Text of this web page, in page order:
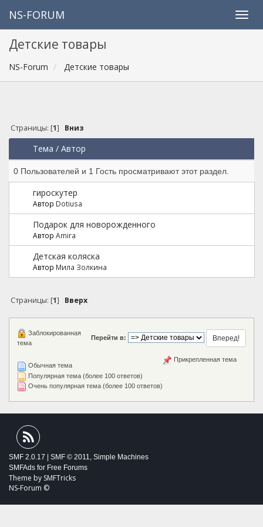
NS-FORUM
Детские товары
NS-Forum Детские товары
Страницы: [1] Вниз
Тема / Автор
0 Пользователей и 1 Гость просматривают этот раздел.
гироскутер
Автор Dotiusa
Подарок для новорожденного
Автор Amira
Детская коляска
Автор Мила Золкина
Страницы: [1] Вверх
Перейти в:
Обычная тема
Популярная тема (более 100 ответов)
Очень популярная тема (более 100 ответов)
Заблокированная
тема
Прикрепленная тема
SMF 2.0.17 SMF © 2011, Simple Machines
SMFAds for Free Forums
Theme by SMFTricks
NS-Forum ©